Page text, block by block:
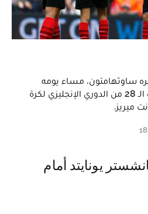
ساوثهامتون، مساء يومه
الأربعاء، برسم مؤجل الدورة الـ 28 من الدوري الإنجليزي لكرة
ميريز.